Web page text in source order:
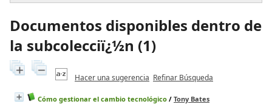
Documentos disponibles dentro de
la subcolecciï¿½n (1)
Hacer una sugerencia Refinar Búsqueda
Cómo gestionar el cambio tecnológico / Tony Bates